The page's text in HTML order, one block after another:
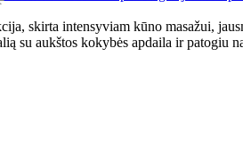
skirta intensyviam kūno masažui,
su aukštos kokybės apdaila ir patogiu